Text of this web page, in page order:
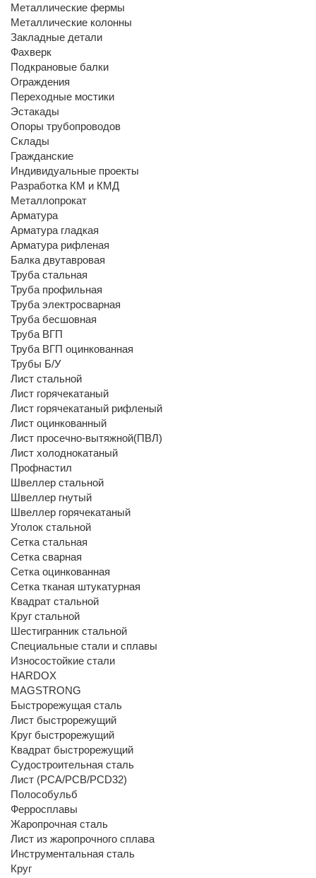
Металлические фермы
Металлические колонны
Закладные детали
Фахверк
Подкрановые балки
Ограждения
Переходные мостики
Эстакады
Опоры трубопроводов
Склады
Гражданские
Индивидуальные проекты
Разработка КМ и КМД
Металлопрокат
Арматура
Арматура гладкая
Арматура рифленая
Балка двутавровая
Труба стальная
Труба профильная
Труба электросварная
Труба бесшовная
Труба ВГП
Труба ВГП оцинкованная
Трубы Б/У
Лист стальной
Лист горячекатаный
Лист горячекатаный рифленый
Лист оцинкованный
Лист просечно-вытяжной(ПВЛ)
Лист холоднокатаный
Профнастил
Швеллер стальной
Швеллер гнутый
Швеллер горячекатаный
Уголок стальной
Сетка стальная
Сетка сварная
Сетка оцинкованная
Сетка тканая штукатурная
Квадрат стальной
Круг стальной
Шестигранник стальной
Специальные стали и сплавы
Износостойкие стали
HARDOX
MAGSTRONG
Быстрорежущая сталь
Лист быстрорежущий
Круг быстрорежущий
Квадрат быстрорежущий
Судостроительная сталь
Лист (РСА/РСВ/РСD32)
Полособульб
Ферросплавы
Жаропрочная сталь
Лист из жаропрочного сплава
Инструментальная сталь
Круг